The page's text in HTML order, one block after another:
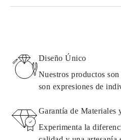
Opciones de entrega exprés
Detalles sobre métodos de envío,
pueden encontrar en laspreguntas
Todos los productos de Omara se
requisitos del cliente. Los
Diseño Único
Nuestros productos
son expresiones de
Garantía de Materiales
Experimenta la